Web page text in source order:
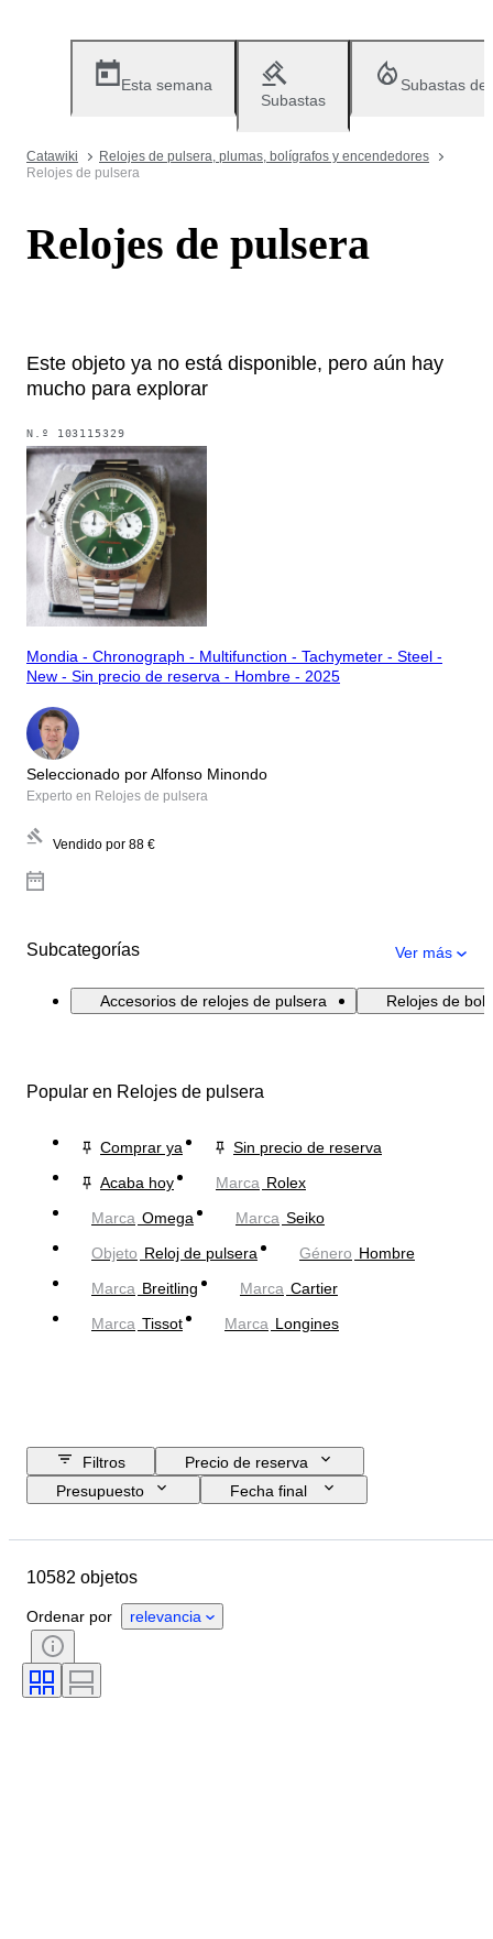
Esta semana
Subastas
Subastas
Catawiki
Relojes de pulsera, plumas, bolígrafos y encendedores
Relojes de pulsera
Relojes de pulsera
Este objeto ya no está disponible, pero aún hay
mucho para explorar
N.º 103115329
Mondia - Chronograph - Multifunction - Tachymeter - Steel -
New - Sin precio de reserva - Hombre - 2025
Seleccionado por Alfonso Minondo
Experto en Relojes de pulsera
Vendido por 88 €
Subcategorías Ver más
Accesorios de relojes de pulsera Relojes de
Popular en Relojes de pulsera
Comprar ya
Sin precio de reserva
Acaba hoy
Marca Rolex
Marca Omega Marca Seiko
Objeto Reloj de pulsera Género Hombre
Marca Breitling Marca Cartier
Marca Tissot Marca Longines
Filtros
Precio de reserva
Presupuesto
Fecha final
Longitud de la correa del reloj
País de origen
Género
Estado
Certificado
Idioma
10582 objetos
Ordenar por relevancia